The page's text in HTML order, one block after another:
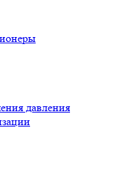
давления